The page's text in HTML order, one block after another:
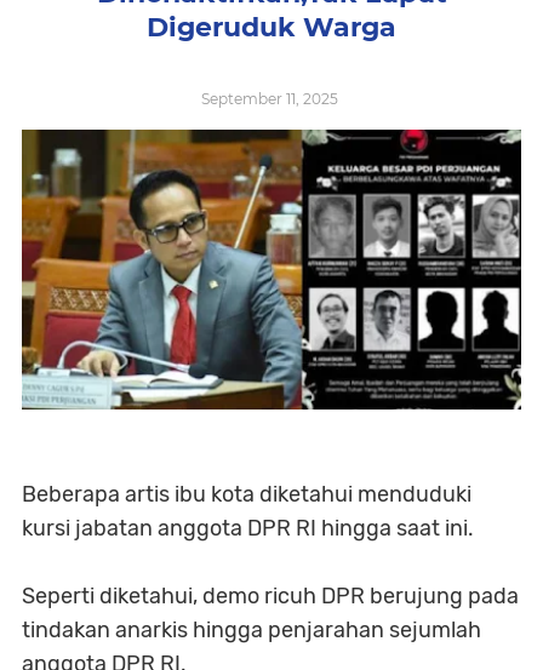
Digeruduk Warga
September 11, 2025
Beberapa artis ibu kota diketahui menduduki
kursi jabatan anggota DPR RI hingga saat ini.
Seperti diketahui, demo ricuh DPR berujung pada
tindakan anarkis hingga penjarahan sejumlah
anggota DPR RI.